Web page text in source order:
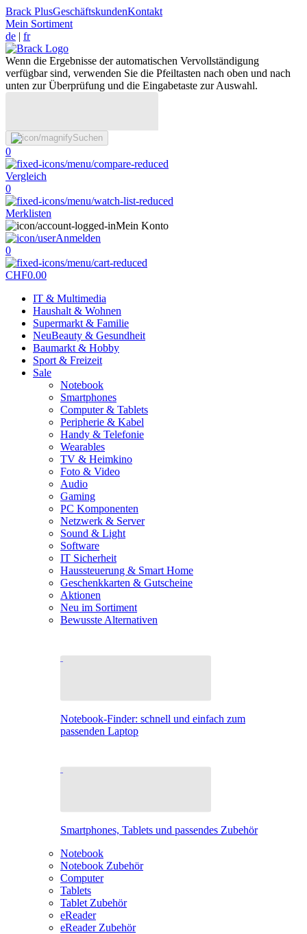
Brack PlusGeschäftskundenKontakt
Mein Sortiment
de | fr
Wenn die Ergebnisse der automatischen Vervollständigung
verfügbar sind, verwenden Sie die Pfeiltasten nach oben und nach
unten zur Überprüfung und die Eingabetaste zur Auswahl.
Suchen
0
Vergleich
0
Merklisten
Mein Konto
Anmelden
0
CHF0.00
IT & Multimedia
Haushalt & Wohnen
Supermarkt & Familie
NeuBeauty & Gesundheit
Baumarkt & Hobby
Sport & Freizeit
Sale
Notebook
Smartphones
Computer & Tablets
Peripherie & Kabel
Handy & Telefonie
Wearables
TV & Heimkino
Foto & Video
Audio
Gaming
PC Komponenten
Netzwerk & Server
Sound & Light
Software
IT Sicherheit
Haussteuerung & Smart Home
Geschenkkarten & Gutscheine
Aktionen
Neu im Sortiment
Bewusste Alternativen
Notebook-Finder: schnell und einfach zum
passenden Laptop
Smartphones, Tablets und passendes Zubehör
Notebook
Notebook Zubehör
Computer
Tablets
Tablet Zubehör
eReader
eReader Zubehör